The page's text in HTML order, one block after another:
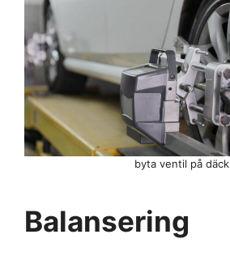
Balansering
byta ventil på däck